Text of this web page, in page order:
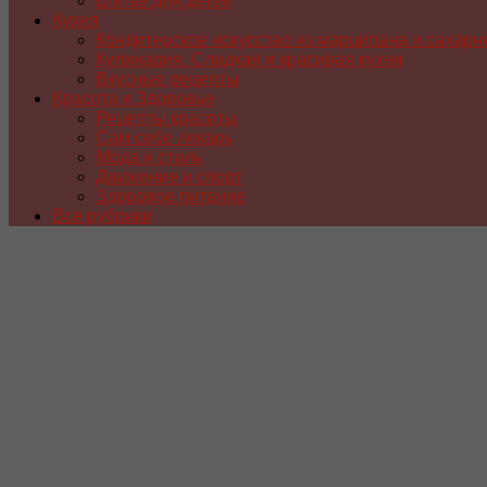
Кухня
Кондитерское искусство из марципана и
Кулинария. Сладкая и красивая кухня
Вкусные рецепты
Красота и Здоровье
Рецепты красоты
Сам себе лекарь
Мода и стиль
Движение и спорт
Здоровое питание
Все рубрики